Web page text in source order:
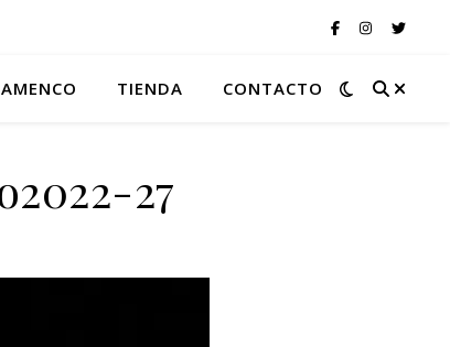
TIENDA CONTACTO
27